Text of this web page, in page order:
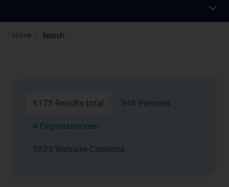
Home Search
6175 Results total 346 Persons
4 Organisationen
5825 Website-Contents